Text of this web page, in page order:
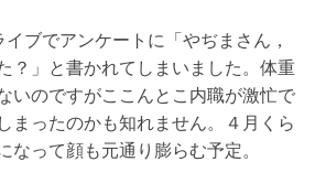
ブでアンケートに「やぢまさん，
？」と書かれてしまいました。体重
いのですがここんとこ内職が激忙で
まったのかも知れません。４月くら
なって顔も元通り膨らむ予定。